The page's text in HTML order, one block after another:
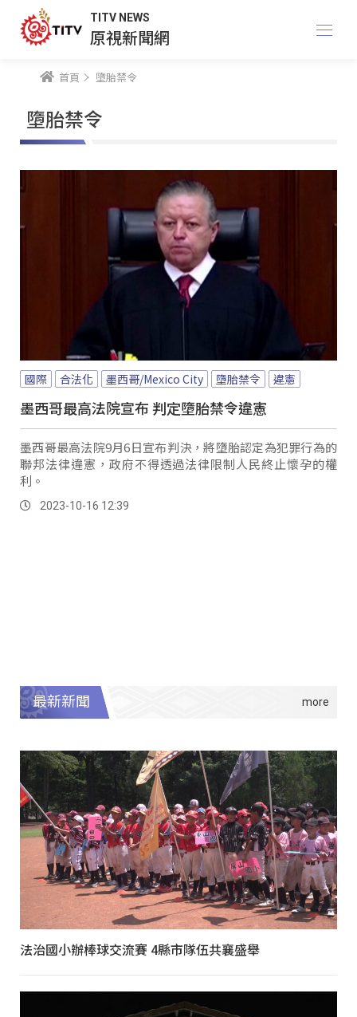
TITV NEWS
原視新聞網
首頁 墮胎禁令
墮胎禁令
國際 合法化 墨西哥/Mexico City 墮胎禁令 違憲
墨西哥最高法院宣布 判定墮胎禁令違憲
墨西哥最高法院9月6日宣布判決，將墮胎認定為犯罪行為的
聯邦法律違憲，政府不得透過法律限制人民終止懷孕的權
利。
2023-10-16 12:39
最新新聞
法治國小辦棒球交流賽 4縣市隊伍共襄盛舉